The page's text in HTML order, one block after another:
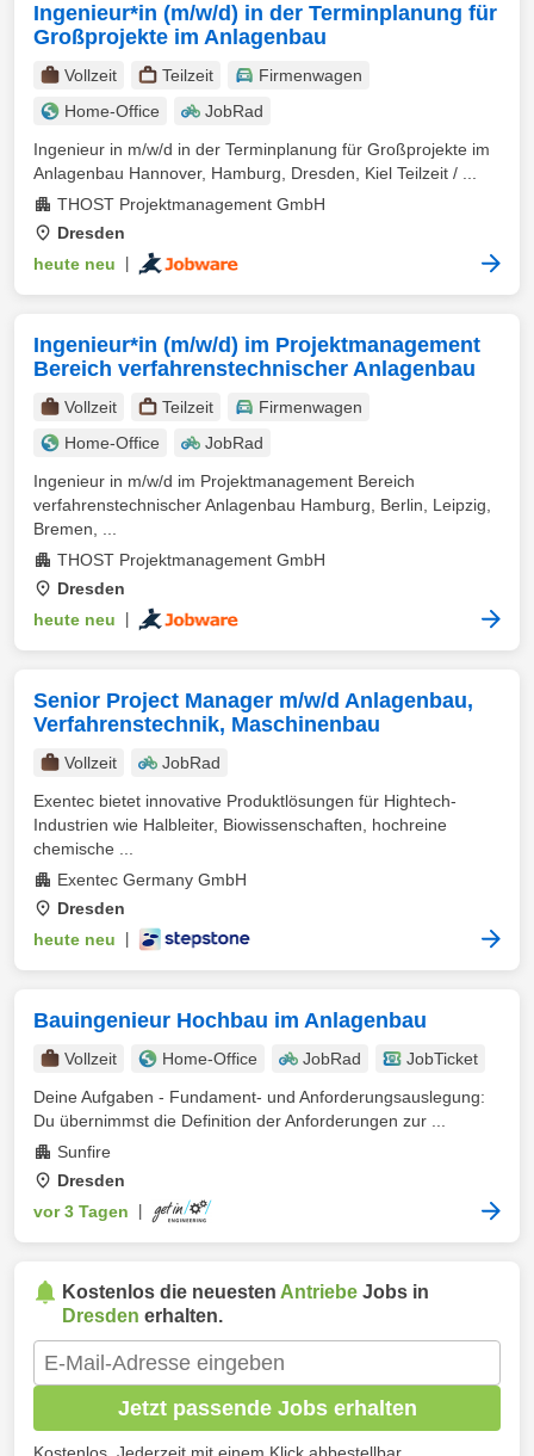
Ingenieur*in (m/w/d) in der Terminplanung für
Großprojekte im Anlagenbau
Vollzeit Teilzeit
Firmenwagen
Home-Office
JobRad
Ingenieur in m/w/d in der Terminplanung für Großprojekte im
Anlagenbau Hannover, Hamburg, Dresden, Kiel Teilzeit / ...
THOST Projektmanagement GmbH
Dresden
heute neu
Ingenieur*in (m/w/d) im Projektmanagement
Bereich verfahrenstechnischer Anlagenbau
Vollzeit Teilzeit
Firmenwagen
Home-Office
JobRad
Ingenieur in m/w/d im Projektmanagement Bereich
verfahrenstechnischer Anlagenbau Hamburg, Berlin, Leipzig,
Bremen, ...
THOST Projektmanagement GmbH
Dresden
heute neu
Senior Project Manager m/w/d Anlagenbau,
Verfahrenstechnik, Maschinenbau
Vollzeit
JobRad
Exentec bietet innovative Produktlösungen für Hightech-
Industrien wie Halbleiter, Biowissenschaften, hochreine
chemische ...
Exentec Germany GmbH
Dresden
heute neu
Bauingenieur Hochbau im Anlagenbau
Vollzeit Home-Office JobRad
JobTicket
Deine Aufgaben - Fundament- und Anforderungsauslegung:
Du übernimmst die Definition der Anforderungen zur ...
Sunfire
Dresden
vor 3 Tagen
Kostenlos die neuesten Antriebe Jobs in
Dresden erhalten.
Jetzt passende Jobs erhalten